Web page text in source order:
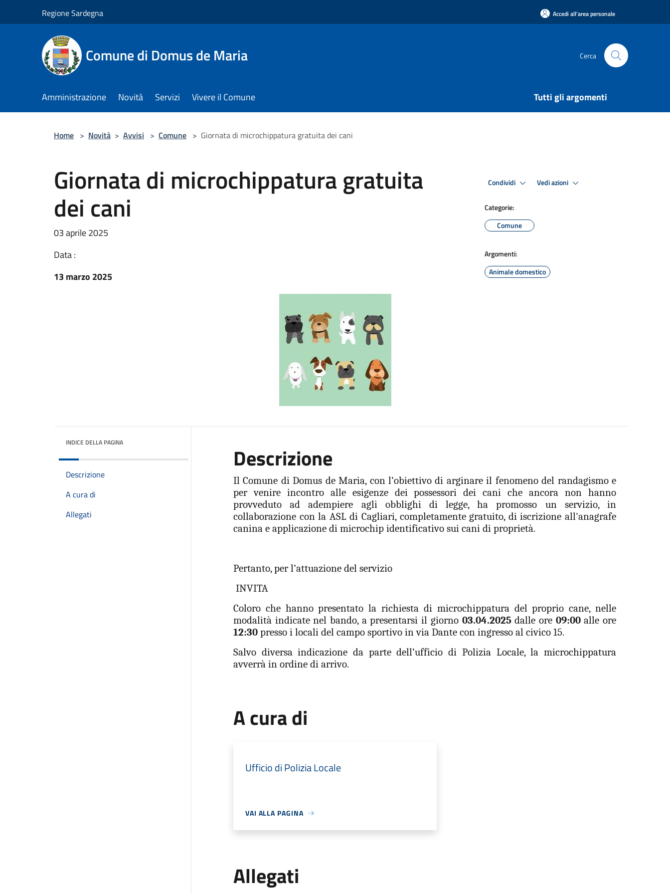
Regione Sardegna Accedi all'area personale
Comune di Domus de Maria Cerca
Amministrazione Novità Servizi Vivere il Comune Tutti gli argomenti
Home > Novità > Avvisi > Comune > Giornata di microchippatura gratuita dei cani
Giornata di microchippatura gratuita
dei cani
03 aprile 2025
Data :
13 marzo 2025
Condividi Vedi azioni
Categorie:
Comune
Argomenti:
Animale domestico
INDICE DELLA PAGINA
Descrizione
A cura di
Allegati
Descrizione
Il Comune di Domus de Maria, con l’obiettivo di arginare il fenomeno del randagismo e
per venire incontro alle esigenze dei possessori dei cani che ancora non hanno
provveduto ad adempiere agli obblighi di legge, ha promosso un servizio, in
collaborazione con la ASL di Cagliari, completamente gratuito, di iscrizione all'anagrafe
canina e applicazione di microchip identificativo sui cani di proprietà.
Pertanto, per l’attuazione del servizio
INVITA
Coloro che hanno presentato la richiesta di microchippatura del proprio cane, nelle
modalità indicate nel bando, a presentarsi il giorno 03.04.2025dalle ore 09:00alle ore
12:30presso i locali del campo sportivo in via Dante con ingresso al civico 15.
Salvo diversa indicazione da parte dell’ufficio di Polizia Locale, la microchippatura
avverrà in ordine di arrivo.
A cura di
Ufficio di Polizia Locale
VAI ALLA PAGINA
Allegati